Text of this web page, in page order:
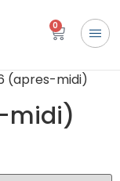
0
(apres-midi)
midi)